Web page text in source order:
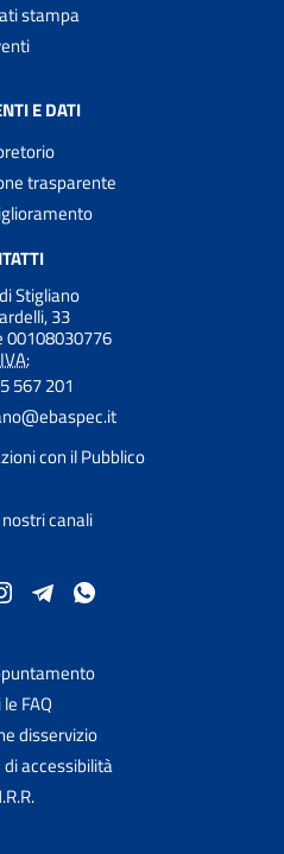
stampa
E DATI
trasparente
Stigliano
33
00108030776
567 201
con il Pubblico
canali
FAQ
disservizio
accessibilità